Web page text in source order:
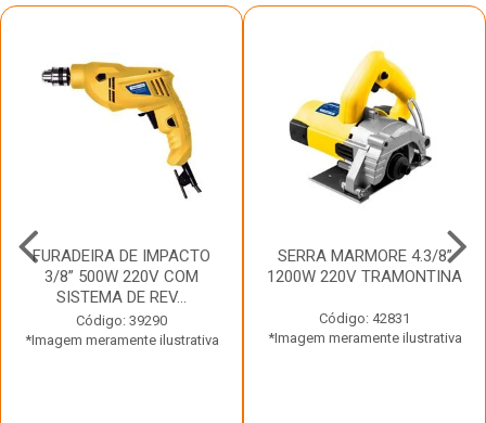
FURADEIRA DE IMPACTO
3/8” 500W 220V COM
SISTEMA DE REV...
Código: 39290
*Imagem meramente ilustrativa
SERRA MARMORE 4.3/8”
1200W 220V TRAMONTINA
Código: 42831
*Imagem meramente ilustrativa